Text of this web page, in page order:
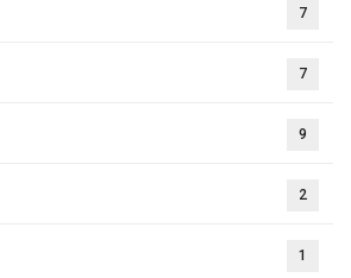
7
7
9
2
1